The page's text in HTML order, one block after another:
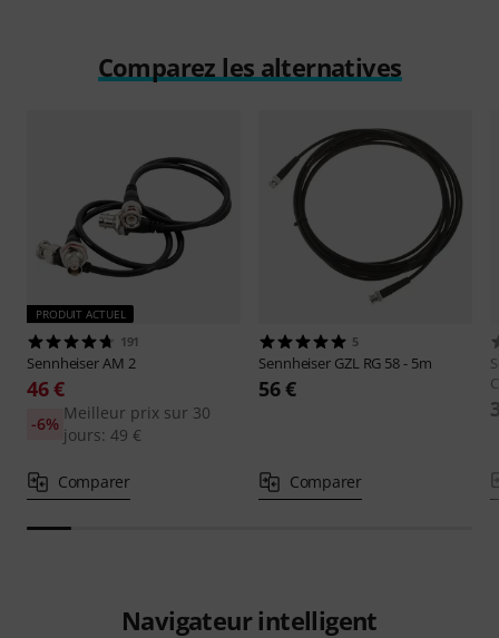
Comparez les alternatives
PRODUIT ACTUEL
191
SennheiserAM 2
46 €
Meilleur prix sur 30
jours: 49 €
-6%
Comparer
5
Sennheiser GZL RG 58 - 5m
56 €
Comparer
Navigateur intelligent